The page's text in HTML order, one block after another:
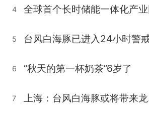
4
5 台风白海豚已进入24小时警
6 “秋天的第一杯奶茶”6岁了
7 上